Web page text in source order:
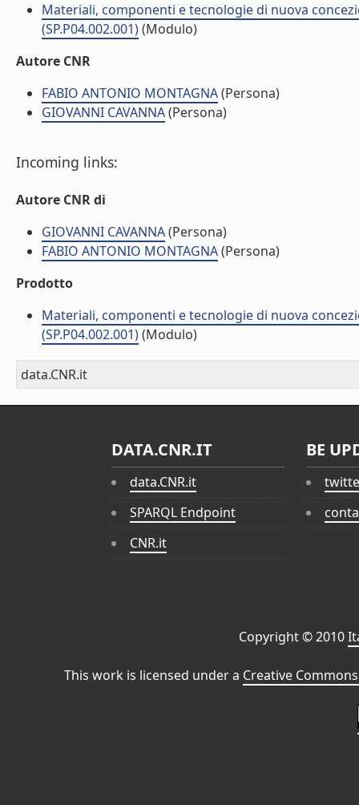
Materiali, componenti e tecnologie di nuova
(SP.P04.002.001)(Modulo)
Autore CNR
FABIO ANTONIO MONTAGNA(Persona)
GIOVANNI CAVANNA(Persona)
Incoming links:
Autore CNR di
GIOVANNI CAVANNA(Persona)
FABIO ANTONIO MONTAGNA(Persona)
Prodotto
Materiali, componenti e tecnologie di nuova
(SP.P04.002.001)(Modulo)
data.CNR.it
DATA.CNR.IT
data.CNR.it
SPARQL Endpoint
CNR.it
BE
Copyright © 2010
This work is licensed under a Creative